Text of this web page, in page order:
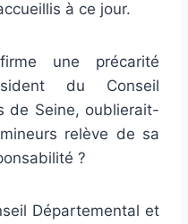
à ce jour.
une précarité
du Conseil
de Seine, oublierait-
relève de sa
?
Départemental et